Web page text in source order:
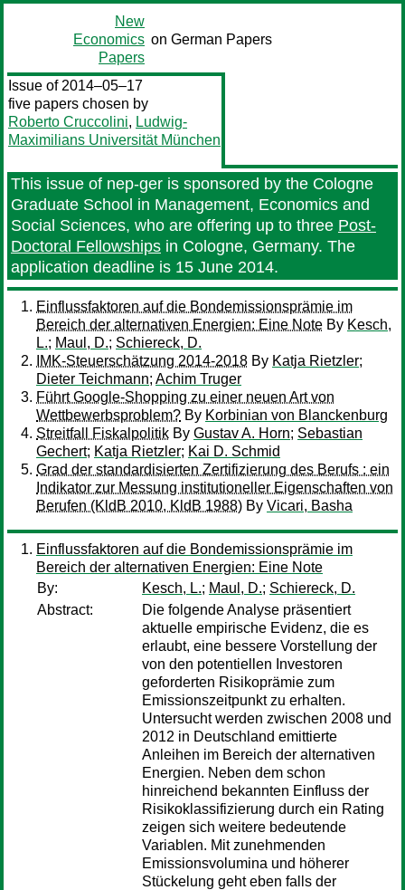
New
Economics
Papers
on German Papers
Issue of 2014–05–17
five papers chosen by
Roberto Cruccolini, Ludwig-
Maximilians Universität München
This issue of nep-ger is sponsored by the Cologne
Graduate School in Management, Economics and
Social Sciences, who are offering up to three Post-
Doctoral Fellowships in Cologne, Germany. The
application deadline is 15 June 2014.
Einflussfaktoren auf die Bondemissionsprämie im
Bereich der alternativen Energien: Eine Note By Kesch,
L.; Maul, D.; Schiereck, D.
IMK-Steuerschätzung 2014-2018 By Katja Rietzler;
Dieter Teichmann; Achim Truger
Führt Google-Shopping zu einer neuen Art von
Wettbewerbsproblem? By Korbinian von Blanckenburg
Streitfall Fiskalpolitik By Gustav A. Horn; Sebastian
Gechert; Katja Rietzler; Kai D. Schmid
Grad der standardisierten Zertifizierung des Berufs : ein
Indikator zur Messung institutioneller Eigenschaften von
Berufen (KldB 2010, KldB 1988) By Vicari, Basha
Einflussfaktoren auf die Bondemissionsprämie im
Bereich der alternativen Energien: Eine Note
By:
Kesch, L.; Maul, D.; Schiereck, D.
Abstract:
Die folgende Analyse präsentiert
aktuelle empirische Evidenz, die es
erlaubt, eine bessere Vorstellung der
von den potentiellen Investoren
geforderten Risikoprämie zum
Emissionszeitpunkt zu erhalten.
Untersucht werden zwischen 2008 und
2012 in Deutschland emittierte
Anleihen im Bereich der alternativen
Energien. Neben dem schon
hinreichend bekannten Einfluss der
Risikoklassifizierung durch ein Rating
zeigen sich weitere bedeutende
Variablen. Mit zunehmenden
Emissionsvolumina und höherer
Stückelung geht eben falls der